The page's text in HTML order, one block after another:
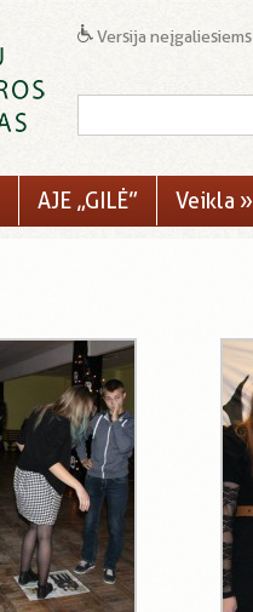
Versija neįgaliesiems
AJE „GILĖ” Veikla »